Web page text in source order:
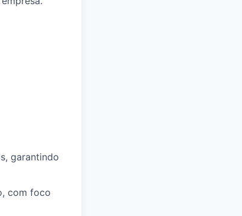
garantindo
com foco